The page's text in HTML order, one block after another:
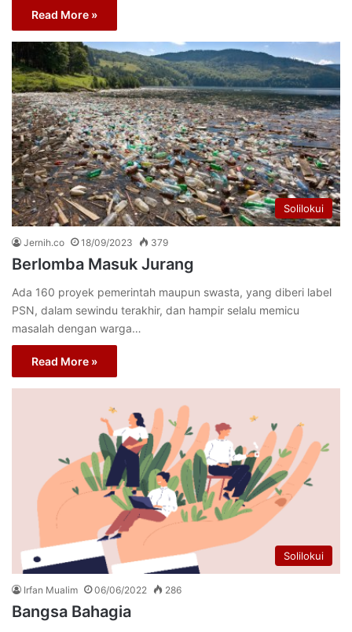
Read More »
Solilokui
Jernih.co 18/09/2023 379
Berlomba Masuk Jurang
Ada 160 proyek pemerintah maupun swasta, yang diberi label
PSN, dalam sewindu terakhir, dan hampir selalu memicu
masalah dengan warga…
Read More »
Solilokui
Irfan Mualim 06/06/2022 286
Bangsa Bahagia